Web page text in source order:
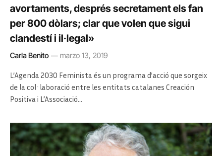
avortaments, després secretament els fan
per 800 dòlars; clar que volen que sigui
clandestí i il·legal»
Carla Benito marzo 13, 2019
L’Agenda 2030 Feminista és un programa d’acció que sorgeix
de la col·laboració entre les entitats catalanes Creación
Positiva i L’Associació…